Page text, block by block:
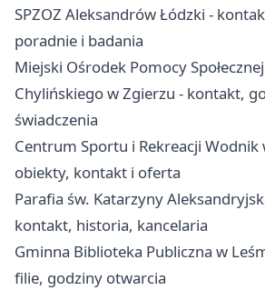
SPZOZ Aleksandrów Łódzki -
poradnie i badania
Miejski Ośrodek Pomocy Społecznej
Chylińskiego w Zgierzu - kontakt,
świadczenia
Centrum Sportu i Rekreacji Wodnik
obiekty, kontakt i oferta
Parafia św. Katarzyny
kontakt, historia, kancelaria
Gminna Biblioteka Publiczna w
filie, godziny otwarcia